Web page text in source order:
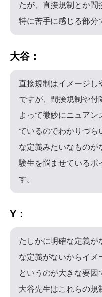
たが、直接規制とか間
特に苦手に感じる部分
大谷：
直接規制はイメージし
ですが、間接規制や付
よって微妙にニュアン
ているのでわかりづら
な定義みたいなものが
験生を悩ませているポ
す。
Y：
たしかに明確な定義が
な定義がないからイメ
というのが大きな要因
大谷先生はこれらの規